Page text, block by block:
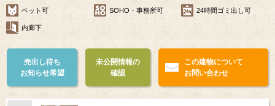
ペット可 SOHO・事務所可 24時間ゴミ出し可
内廊下
売出し待ち
お知らせ希望
未公開情報の
確認
この建物について
お問い合わせ